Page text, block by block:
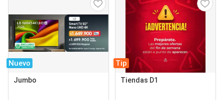
Nuevo
Jumbo
Tip
Tiendas D1